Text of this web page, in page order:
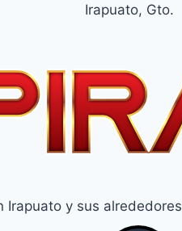
Irapuato, Gto.
y sus